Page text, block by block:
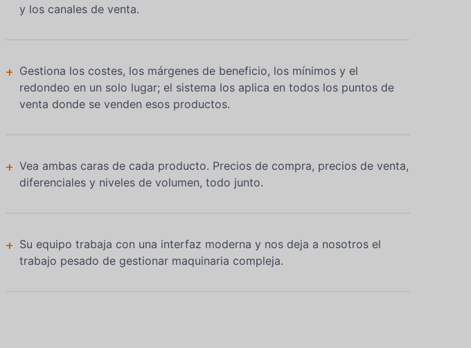
y los canales de venta.
+ Gestiona los costes, los márgenes de beneficio, los mínimos y el
redondeo en un solo lugar; el sistema los aplica en todos los puntos de
venta donde se venden esos productos.
+ Vea ambas caras de cada producto. Precios de compra, precios de venta,
diferenciales y niveles de volumen, todo junto.
+ Su equipo trabaja con una interfaz moderna y nos deja a nosotros el
trabajo pesado de gestionar maquinaria compleja.